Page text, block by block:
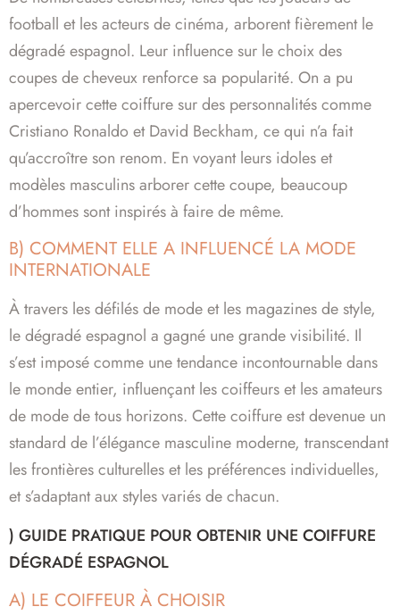
football et les acteurs de cinéma, arborent fièrement le
dégradé espagnol. Leur influence sur le choix des
coupes de cheveux renforce sa popularité. On a pu
apercevoir cette coiffure sur des personnalités comme
Cristiano Ronaldo et David Beckham, ce qui n’a fait
qu’accroître son renom. En voyant leurs idoles et
modèles masculins arborer cette coupe, beaucoup
d’hommes sont inspirés à faire de même.
B) COMMENT ELLE A INFLUENCÉ LA MODE
INTERNATIONALE
À travers les défilés de mode et les magazines de style,
le dégradé espagnol a gagné une grande visibilité. Il
s’est imposé comme une tendance incontournable dans
le monde entier, influençant les coiffeurs et les amateurs
de mode de tous horizons. Cette coiffure est devenue un
standard de l’élégance masculine moderne, transcendant
les frontières culturelles et les préférences individuelles,
et s’adaptant aux styles variés de chacun.
) GUIDE PRATIQUE POUR OBTENIR UNE COIFFURE
DÉGRADÉ ESPAGNOL
A) LE COIFFEUR À CHOISIR